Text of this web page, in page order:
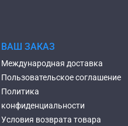
ВАШ ЗАКАЗ
Международная доставка
Пользовательское соглашение
Политика
конфиденциальности
Условия возврата товара